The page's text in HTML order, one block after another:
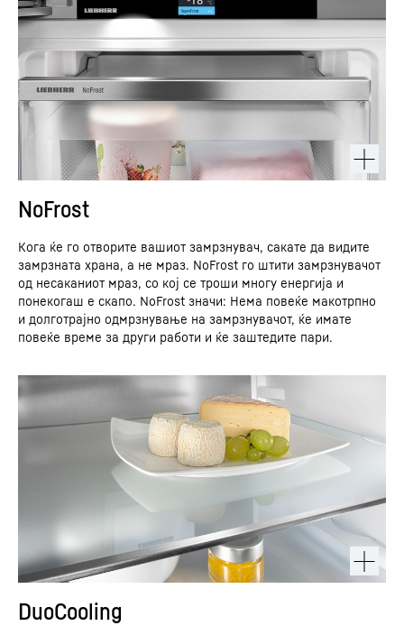
NoFrost
Кога ќе го отворите вашиот замрзнувач, сакате да видите
замрзната храна, а не мраз. NoFrost го штити замрзнувачот
од несаканиот мраз, со кој се троши многу енергија и
понекогаш е скапо. NoFrost значи: Нема повеќе макотрпно
и долготрајно одмрзнување на замрзнувачот, ќе имате
повеќе време за други работи и ќе заштедите пари.
DuoCooling